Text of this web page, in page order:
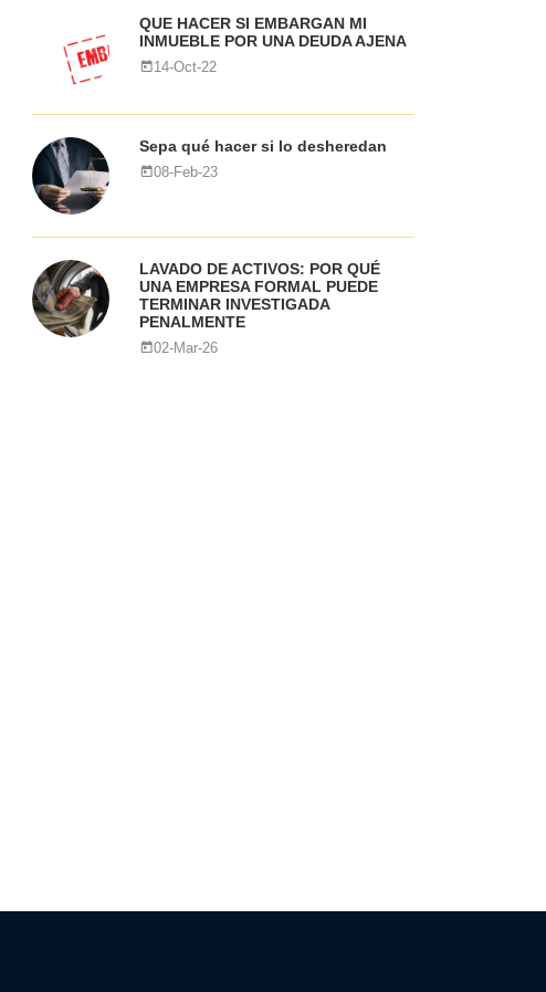
QUE HACER SI EMBARGAN MI
INMUEBLE POR UNA DEUDA AJENA
14-Oct-22
Sepa qué hacer si lo desheredan
08-Feb-23
LAVADO DE ACTIVOS: POR QUÉ
UNA EMPRESA FORMAL PUEDE
TERMINAR INVESTIGADA
PENALMENTE
02-Mar-26